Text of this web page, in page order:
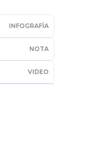
INFOGRAFÍA
NOTA
VIDEO